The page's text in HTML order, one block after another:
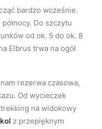
bardzo wcześnie.
Do szczytu
od ok. 5 do ok. 8
Elbrus trwa na ogół
rezerwa czasowa,
Od wycieczek
na widokowy
z przepięknym